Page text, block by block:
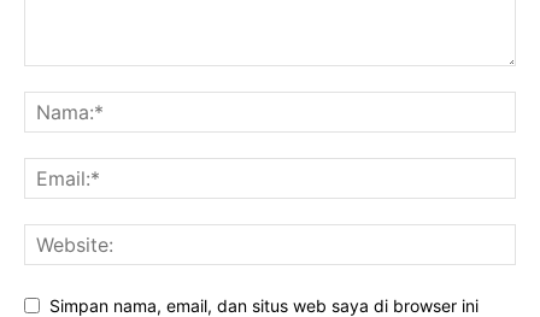
Simpan nama, email, dan situs web saya di browser ini